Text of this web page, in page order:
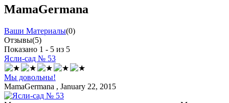
MamaGermana
Ваши Материалы(0)
Отзывы(5)
Показано 1 - 5 из 5
Ясли-сад № 53
Мы довольны!
MamaGermana , January 22, 2015